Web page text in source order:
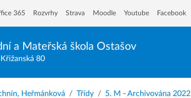
a Mateřská škola Ostašov
80
365 Rozvrhy Strava Moodle Youtube Facebook
Heřmánková Třídy 5. M - Archivována 2022